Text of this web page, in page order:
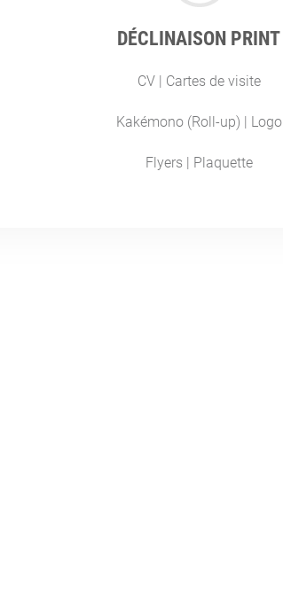
DÉCLINAISON PRINT
CV | Cartes de visite
Kakémono (Roll-up) | Logo
Flyers | Plaquette